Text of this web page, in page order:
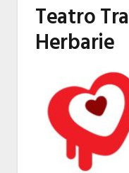
Teatro
Herbarie